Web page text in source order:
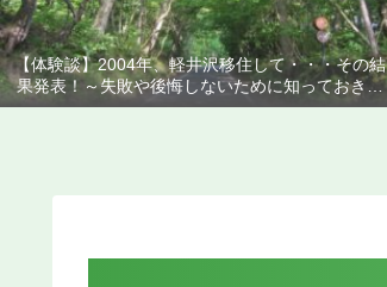
【体験談】2004年、軽井沢移住して・・・その結
果発表！～失敗や後悔しないために知っておきた
いこと